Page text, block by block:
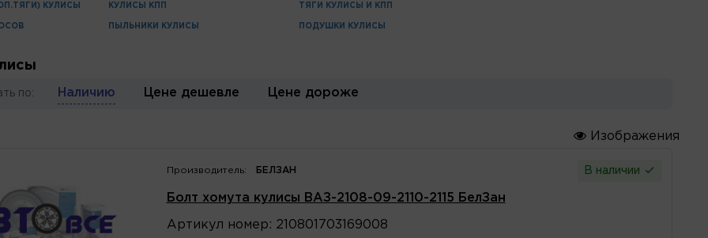
КУЛИСЫ КУЛИСЫ КПП
ПЫЛЬНИКИ КУЛИСЫ
ТЯГИ КУЛИСЫ И КПП
ПОДУШКИ КУЛИСЫ
по: Наличию Цене дешевле Цене дороже
Изображения
Производитель: БЕЛЗАН В наличии
Болт хомута кулисы ВАЗ-2108-09-2110-2115 БелЗан
Артикул номер : 210801703169008